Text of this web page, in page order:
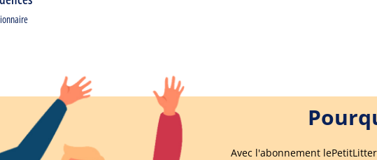
Avec l'abonnement